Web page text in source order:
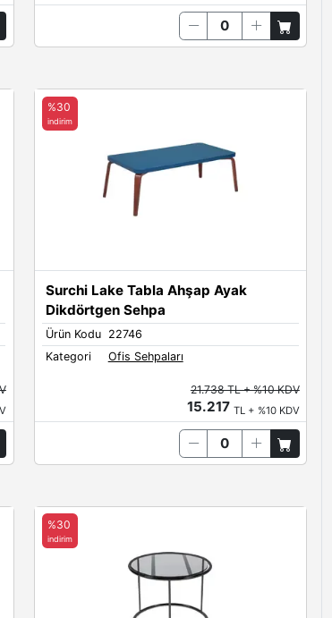
Surchi Lake Tabla Ahşap Ayak
Dikdörtgen Sehpa
Ürün Kodu
22746
Kategori
Ofis Sehpaları
%30
indirim
21.738 TL + %10 KDV
15.217 TL + %10 KDV
%30
indirim